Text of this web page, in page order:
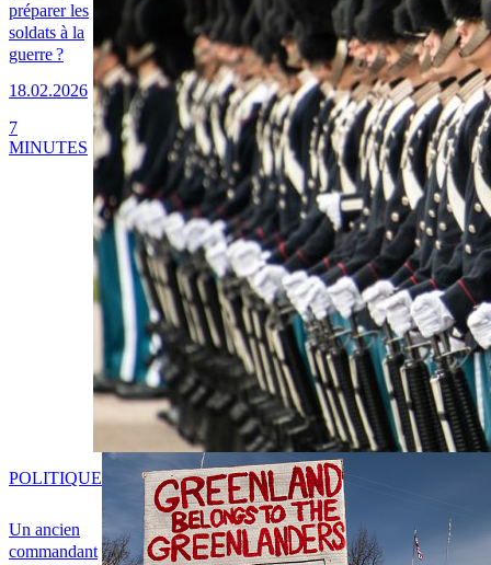
préparer les
soldats à la
guerre ?
18.02.2026
7
MINUTES
Un ancien
commandant
POLITIQUE